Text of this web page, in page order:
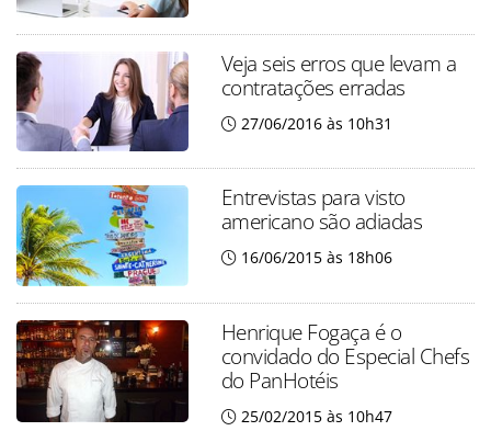
Veja seis erros que levam a
contratações erradas
27/06/2016 às 10h31
Entrevistas para visto
americano são adiadas
16/06/2015 às 18h06
Henrique Fogaça é o
convidado do Especial Chefs
do PanHotéis
25/02/2015 às 10h47